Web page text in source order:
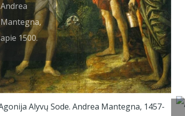
Andrea
Mantegna,
apie 1500.